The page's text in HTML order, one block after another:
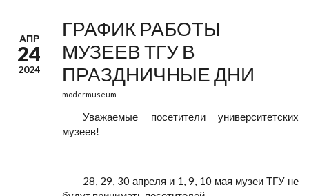
АПР
24
2024
ГРАФИК РАБОТЫ
МУЗЕЕВ ТГУ В
ПРАЗДНИЧНЫЕ ДНИ
modermuseum
Уважаемые посетители университетских
музеев!
28, 29, 30 апреля и 1, 9, 10 мая музеи ТГУ не